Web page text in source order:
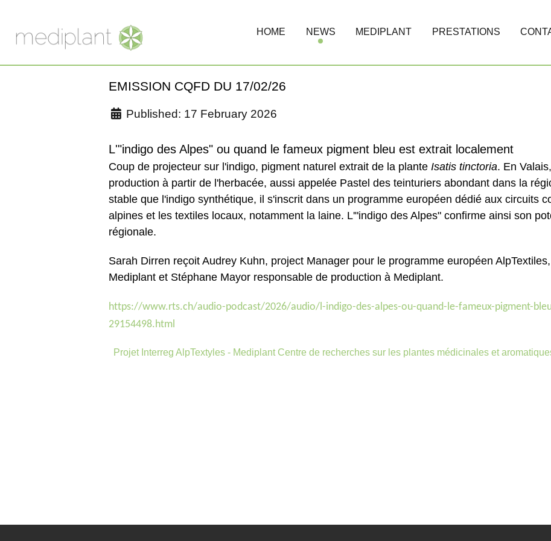
HOME NEWS MEDIPLANT PRESTATIONS
EMISSION CQFD DU 17/02/26
Published: 17 February 2026
L'"indigo des Alpes" ou quand le fameux pigment bleu est extrait localement
Coup de projecteur sur lʹindigo, pigment naturel extrait de la planteIsatis tinctoria. En
production à partir de lʹherbacée, aussi appelée Pastel des teinturiers abondant dans la
stable que lʹindigo synthétique, il sʹinscrit dans un programme européen dédié aux circuits
alpines et les textiles locaux, notamment la laine. Lʹ"indigo des Alpes" confirme ainsi son
régionale.
Sarah Dirren reçoit Audrey Kuhn, project Manager pour le programme européen
Mediplant et Stéphane Mayor responsable de production à Mediplant.
https://www.rts.ch/audio-podcast/2026/audio/l-indigo-des-alpes-ou-quand-le-fameux-pigment-
29154498.html
Projet Interreg AlpTextyles - Mediplant Centre de recherches sur les plantes médicinales et